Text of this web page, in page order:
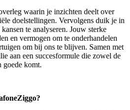
waarin je inzichten deelt over
doelstellingen. Vervolgens duik je in
te analyseren. Jouw sterke
en vermogen om te onderhandelen
om bij ons te blijven. Samen met
aan een succesformule die zowel de
goede komt.